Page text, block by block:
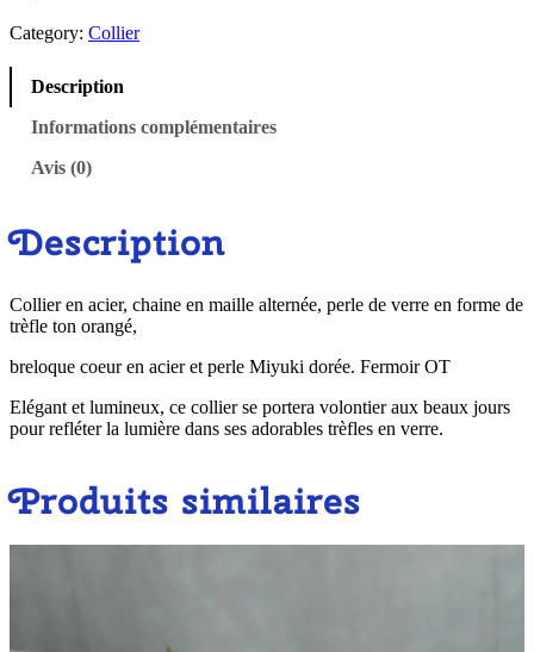
Category: Collier
Description
Informations complémentaires
Avis (0)
Description
Collier en acier, chaine en maille alternée, perle de verre en forme de
trèfle ton orangé,
breloque coeur en acier et perle Miyuki dorée. Fermoir OT
Elégant et lumineux, ce collier se portera volontier aux beaux jours
pour refléter la lumière dans ses adorables trèfles en verre.
Produits similaires